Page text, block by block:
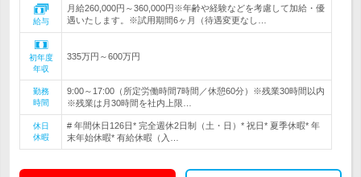
給与
月給260,000円～360,000円※年齢や経験などを考慮して加給・優
遇いたします。※試用期間6ヶ月（待遇変更なし…
初年度
年収
335万円～600万円
勤務
時間
9:00～17:00（所定労働時間7時間／休憩60分）※残業30時間以内
※残業は月30時間を社内上限…
休日
休暇
# 年間休日126日* 完全週休2日制（土・日）* 祝日* 夏季休暇* 年
末年始休暇* 有給休暇（入…